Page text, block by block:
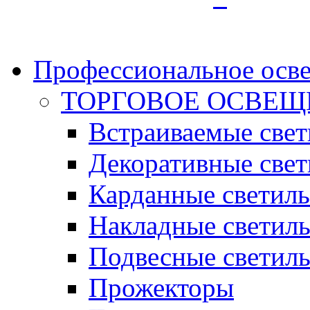
Профессиональное
ТОРГОВОЕ
Встраиваемые
Декоративные
Карданные
Накладные
Подвесные
Прожекторы